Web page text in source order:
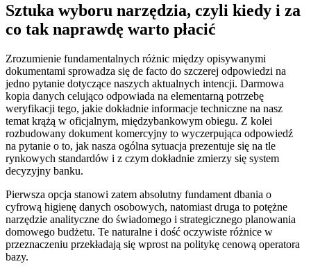
Sztuka wyboru narzędzia, czyli kiedy i za
co tak naprawdę warto płacić
Zrozumienie fundamentalnych różnic między opisywanymi
dokumentami sprowadza się de facto do szczerej odpowiedzi na
jedno pytanie dotyczące naszych aktualnych intencji. Darmowa
kopia danych celująco odpowiada na elementarną potrzebę
weryfikacji tego, jakie dokładnie informacje techniczne na nasz
temat krążą w oficjalnym, międzybankowym obiegu. Z kolei
rozbudowany dokument komercyjny to wyczerpująca odpowiedź
na pytanie o to, jak nasza ogólna sytuacja prezentuje się na tle
rynkowych standardów i z czym dokładnie zmierzy się system
decyzyjny banku.
Pierwsza opcja stanowi zatem absolutny fundament dbania o
cyfrową higienę danych osobowych, natomiast druga to potężne
narzędzie analityczne do świadomego i strategicznego planowania
domowego budżetu. Te naturalne i dość oczywiste różnice w
przeznaczeniu przekładają się wprost na politykę cenową operatora
bazy.